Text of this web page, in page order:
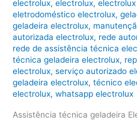
electrolux,electrolux,
eletrodoméstico electrolux,
geladeira electrolux,
autorizada electrolux, rede
rede de assistência técnica
técnica geladeira electrolux,
electrolux,serviço autorizado
geladeira electrolux,técnico
electrolux,whatsapp electrolux
Assistência técnica geladeira